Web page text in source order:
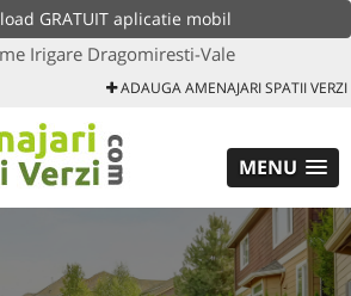
GRATUIT aplicatie mobil
Irigare Dragomiresti-Vale
ADAUGA AMENAJARI SPATII VERZI
MENU